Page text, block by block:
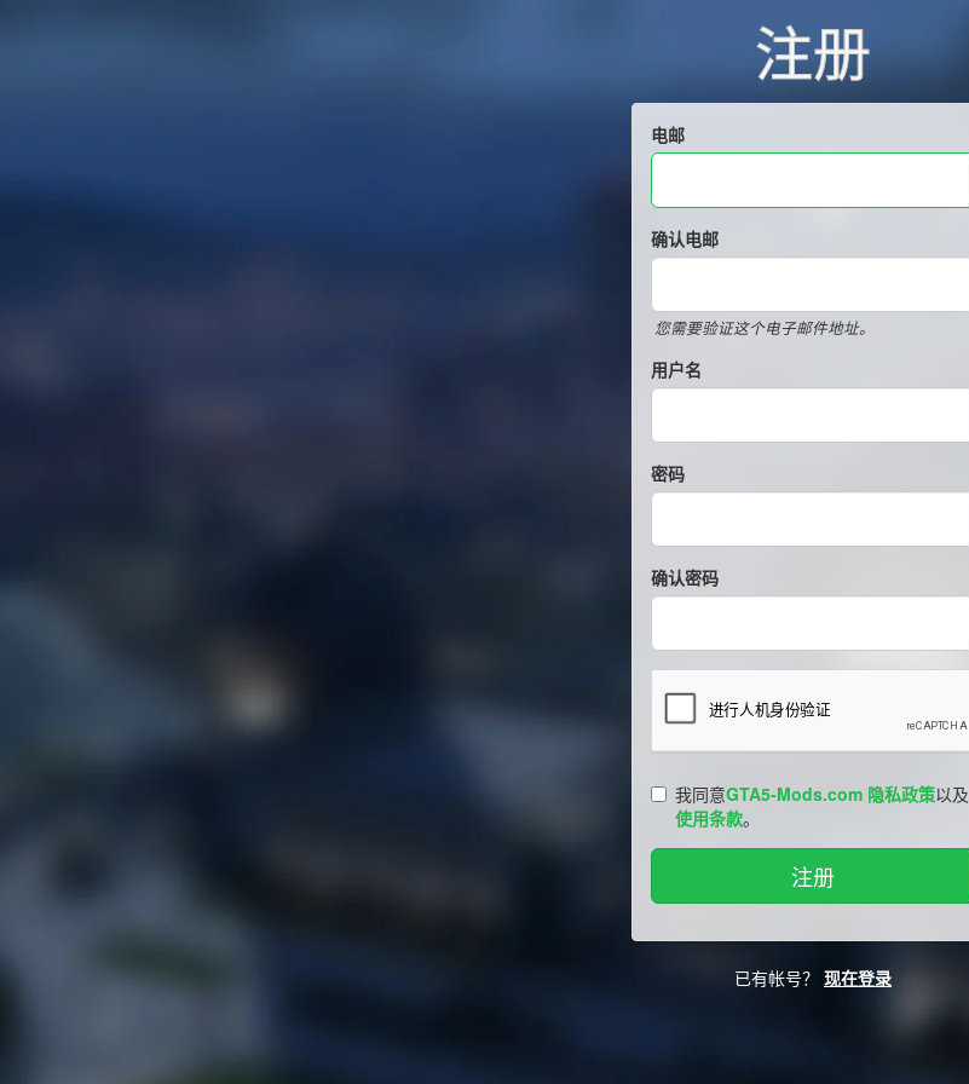
注册
电邮
确认电邮
您需要验证这个电子邮件地址。
用户名
密码
确认密码
我同意GTA5-Mods.com 隐私政策以及
使用条款。
已有帐号？ 现在登录